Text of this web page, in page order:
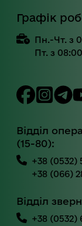
Графік
Пн.-Чт. з
Пт. з
Відділ
(15-80):
+38 (0532)
+38 (066)
Відділ
+38 (0532)